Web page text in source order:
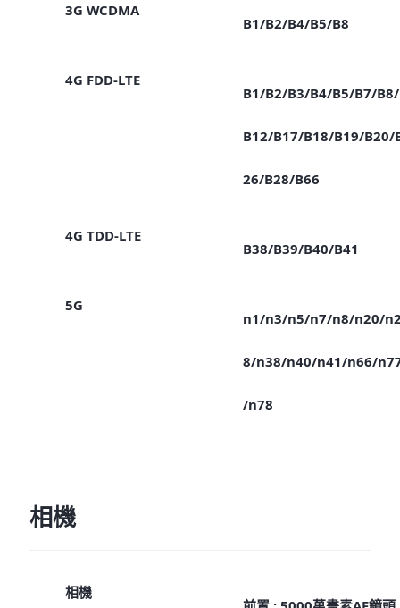
3G WCDMA
B1/B2/B4/B5/B8
4G FDD-LTE
B1/B2/B3/B4/B5/B7/B8/
B12/B17/B18/B19/B20/
26/B28/B66
4G TDD-LTE
B38/B39/B40/B41
5G
n1/n3/n5/n7/n8/n20/
8/n38/n40/n41/n66/
/n78
相機
相機